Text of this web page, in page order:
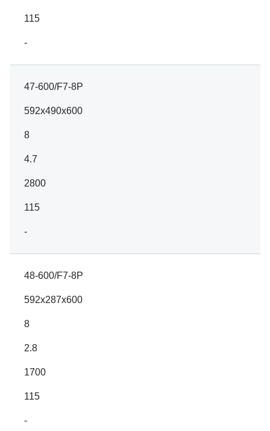
115
-
47-600/F7-8P
592x490x600
8
4.7
2800
115
-
48-600/F7-8P
592x287x600
8
2.8
1700
115
-